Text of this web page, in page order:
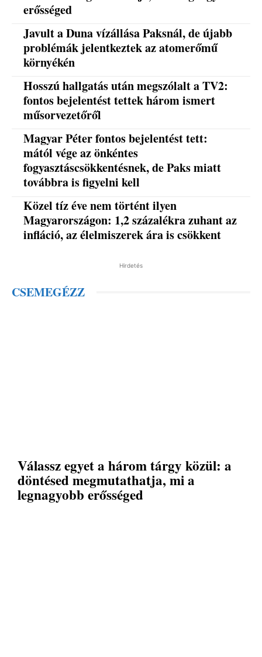
erősséged
Javult a Duna vízállása Paksnál, de újabb
problémák jelentkeztek az atomerőmű
környékén
Hosszú hallgatás után megszólalt a TV2:
fontos bejelentést tettek három ismert
műsorvezetőről
Magyar Péter fontos bejelentést tett:
mától vége az önkéntes
fogyasztáscsökkentésnek, de Paks miatt
továbbra is figyelni kell
Közel tíz éve nem történt ilyen
Magyarországon: 1,2 százalékra zuhant az
infláció, az élelmiszerek ára is csökkent
Hirdetés
CSEMEGÉZZ
Válassz egyet a három tárgy közül: a
döntésed megmutathatja, mi a
legnagyobb erősséged